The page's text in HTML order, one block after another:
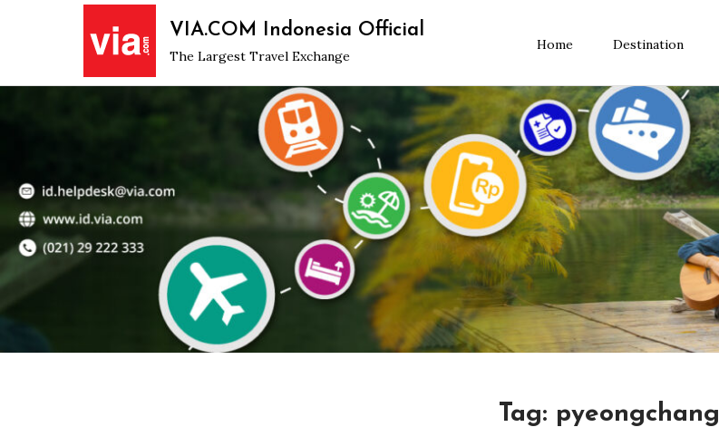
VIA.COM Indonesia Official
The Largest Travel Exchange
Home Destination
Tag: pyeongchang